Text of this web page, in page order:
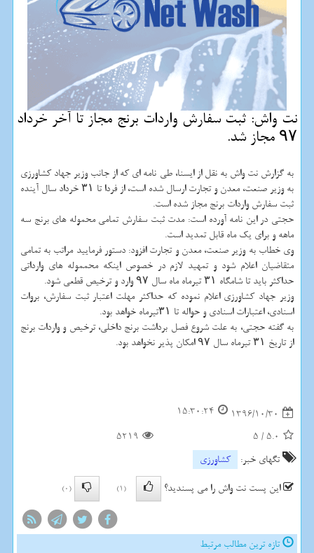
نت واش: ثبت سفارش واردات برنج مجاز تا آخر خرداد
۹۷ مجاز شد.
به گزارش نت واش به نقل از ایسنا، طی نامه ای كه از جانب وزیر جهاد كشاورزی
به وزیر صنعت، معدن و تجارت ارسال شده است، از فردا تا ۳۱ خرداد سال آینده
ثبت سفارش واردات برنج مجاز شده است.
حجتی در این نامه آورده است: مدت ثبت سفارش تمامی محموله های برنج سه
ماهه و برای یك ماه قابل تمدید است.
وی خطاب به وزیر صنعت، معدن و تجارت افزود: دستور فرمایید مراتب به تمامی
متقاضیان اعلام شود و تمهید لازم در خصوص اینكه محمموله های وارداتی
حداكثر باید تا شامگاه ۳۱ تیرماه ماه سال ۹۷ وارد و ترخیص قطعی شود.
وزیر جهاد كشاورزی اعلام نموده كه حداكثر مهلت اعتبار ثبت سفارش، بروات
اسنادی، اعتبارات اسنادی و حواله تا ۳۱تیرماه خواهد بود.
به گفته حجتی، به علت شروع فصل برداشت برنج داخلی، ترخیص و واردات برنج
از تاریخ ۳۱ تیرماه سال ۹۷ امكان پذیر نخواهد بود.
1396/10/30
15:30:24
5.0
/
5
5219
تگهای خبر:
كشاورزی
این پست نت واش را می پسندید؟
(1)
(0)
تازه ترین مطالب مرتبط